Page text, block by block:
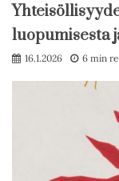
luopumisesta
16.1.2026 6 min